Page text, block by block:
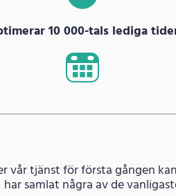
10 000-tals lediga
vår tjänst för första gången
har samlat några av de